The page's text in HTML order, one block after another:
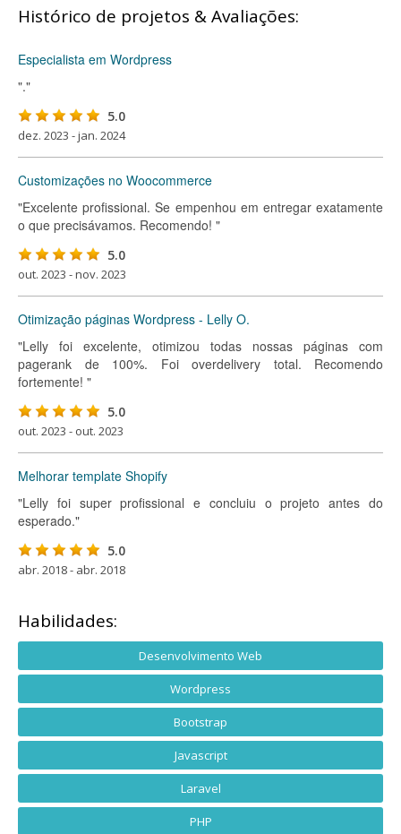
Histórico de projetos & Avaliações:
Especialista em Wordpress
"."
5.0
dez. 2023 - jan. 2024
Customizações no Woocommerce
"Excelente profissional. Se empenhou em entregar exatamente
o que precisávamos. Recomendo! "
5.0
out. 2023 - nov. 2023
Otimização páginas Wordpress - Lelly O.
"Lelly foi excelente, otimizou todas nossas páginas com
pagerank de 100%. Foi overdelivery total. Recomendo
fortemente! "
5.0
out. 2023 - out. 2023
Melhorar template Shopify
"Lelly foi super profissional e concluiu o projeto antes do
esperado."
5.0
abr. 2018 - abr. 2018
Habilidades:
Desenvolvimento Web
Wordpress
Bootstrap
Javascript
Laravel
PHP